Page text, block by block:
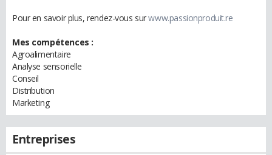
Pour en savoir plus, rendez-vous surwww.passionproduit.re
Mes compétences :
Agroalimentaire
Analyse sensorielle
Conseil
Distribution
Marketing
Entreprises